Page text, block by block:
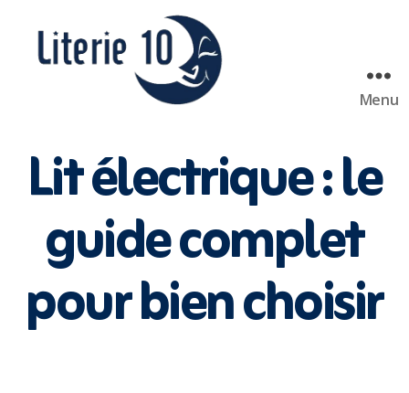
Menu
Lit électrique : le
guide complet
pour bien choisir